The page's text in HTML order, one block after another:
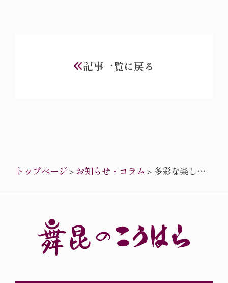
記事一覧に戻る
トップページ ＞ お知らせ・コラム ＞ 多彩な楽しみ
ルカス」と、
の「舞昆」